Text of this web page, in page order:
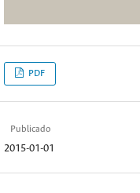
PDF
Publicado
2015-01-01